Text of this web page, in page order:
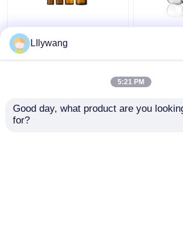
10 ml 30 ml 100 ml
amberkleurige glazen
antibiotica glazen fles
LIlywang
5:21 PM
Good day, what product are you
for?